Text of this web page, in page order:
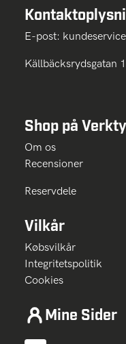
E-post:
Källbäcksrydsgatan
Shop på
Om os
Recensioner
Reservdele
Vilkår
Købsvilkår
Integritetspolitik
Cookies
Mine Sider